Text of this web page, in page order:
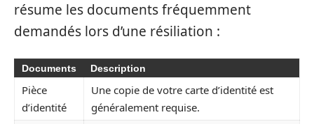
résume les documents fréquemment
demandés lors d’une résiliation :
Documents Description
Pièce
d’identité
Une copie de votre carte d’identité est
généralement requise.